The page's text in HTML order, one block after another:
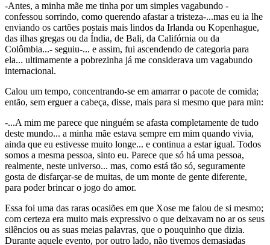
-Antes, a minha mãe me tinha por um simples vagabundo -
confessou sorrindo, como querendo afastar a tristeza-...mas eu ia lhe
enviando os cartões postais mais lindos da Irlanda ou Kopenhague,
das ilhas gregas ou da Índia, de Bali, da Califórnia ou da
Colômbia...- seguiu-... e assim, fui ascendendo de categoria para
ela... ultimamente a pobrezinha já me considerava um vagabundo
internacional.
Calou um tempo, concentrando-se em amarrar o pacote de comida;
então, sem erguer a cabeça, disse, mais para si mesmo que para min:
-...A mim me parece que ninguém se afasta completamente de tudo
deste mundo... a minha mãe estava sempre em mim quando vivia,
ainda que eu estivesse muito longe... e continua a estar igual. Todos
somos a mesma pessoa, sinto eu. Parece que só há uma pessoa,
realmente, neste universo... mas, como está tão só, seguramente
gosta de disfarçar-se de muitas, de um monte de gente diferente,
para poder brincar o jogo do amor.
Essa foi uma das raras ocasiões em que Xose me falou de si mesmo;
com certeza era muito mais expressivo o que deixavam no ar os seus
silêncios ou as suas meias palavras, que o pouquinho que dizia.
Durante aquele evento, por outro lado, não tivemos demasiadas